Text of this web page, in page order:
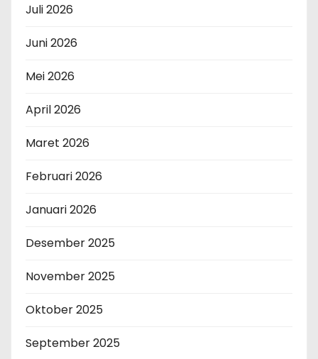
Juli 2026
Juni 2026
Mei 2026
April 2026
Maret 2026
Februari 2026
Januari 2026
Desember 2025
November 2025
Oktober 2025
September 2025